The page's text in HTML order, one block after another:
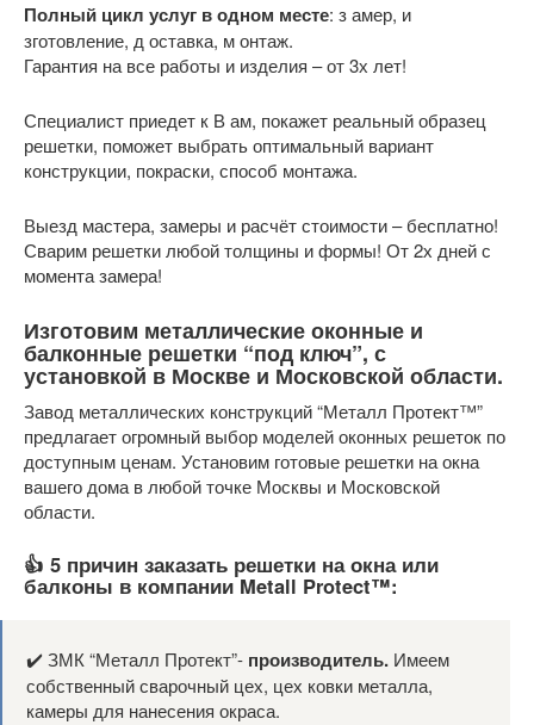
Полный цикл услуг в одном месте: з амер, и
зготовление, д оставка, м онтаж.
Гарантия на все работы и изделия – от 3х лет!
Специалист приедет к В ам, покажет реальный образец
решетки, поможет выбрать оптимальный вариант
конструкции, покраски, способ монтажа.
Выезд мастера, замеры и расчёт стоимости – бесплатно!
Сварим решетки любой толщины и формы! От 2х дней с
момента замера!
Изготовим металлические оконные и
балконные решетки “под ключ”, с
установкой в Москве и Московской области.
Завод металлических конструкций “Металл Протект™”
предлагает огромный выбор моделей оконных решеток по
доступным ценам. Установим готовые решетки на окна
вашего дома в любой точке Москвы и Московской
области.
👍 5 причин заказать решетки на окна или
балконы в компании Metall Protect™:
✔️ ЗМК “Металл Протект”- производитель. Имеем
собственный сварочный цех, цех ковки металла,
камеры для нанесения окраса.